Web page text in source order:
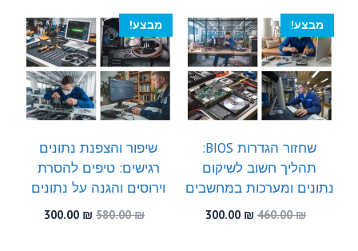
300.00 ₪.
מבצע!
שחזור הגדרות BIOS:
תהליך חשוב לשיקום
נתונים ומערכות במחשבים
460.00₪
המחיר
300.00 ₪
מבצע!
שיפור והצפנת נתונים
רגישים: טיפים להסרת
וירוסים והגנה על נתונים
580.00₪
המחיר
300.00 ₪
המחיר